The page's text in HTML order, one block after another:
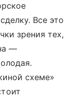
Все это
зрения тех,
—
схеме»